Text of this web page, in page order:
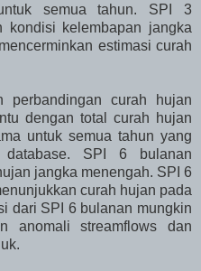
untuk semua tahun. SPI 3
kondisi kelembapan jangka
estimasi curah
perbandingan curah hujan
dengan total curah hujan
untuk semua tahun yang
SPI 6 bulanan
jangka menengah. SPI 6
curah hujan pada
dari SPI 6 bulanan mungkin
anomali streamflows dan